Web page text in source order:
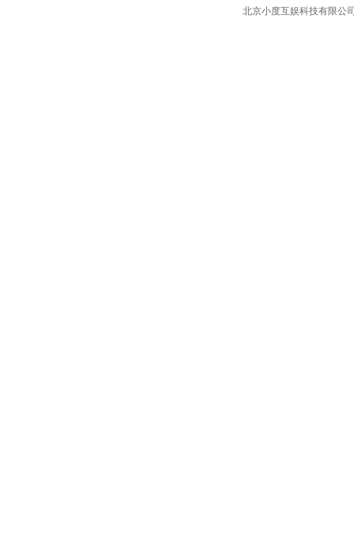
北京小度互娱科技有限公